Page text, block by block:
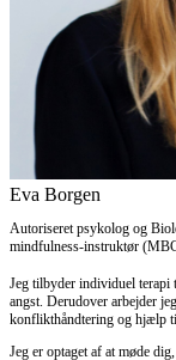
Eva Borgen
Autoriseret psykolog og
mindfulness-instruktør
Jeg tilbyder individuel terapi
angst. Derudover arbejder
konflikthåndtering og hjælp
Jeg er optaget af at møde